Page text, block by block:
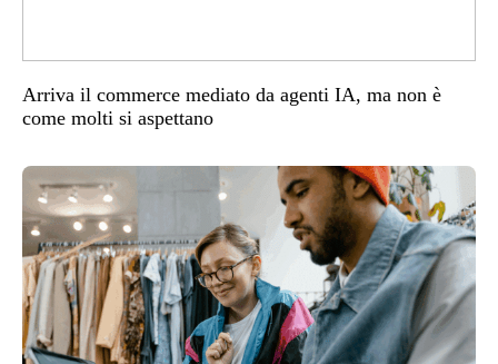
Arriva il commerce mediato da agenti IA, ma non è
come molti si aspettano